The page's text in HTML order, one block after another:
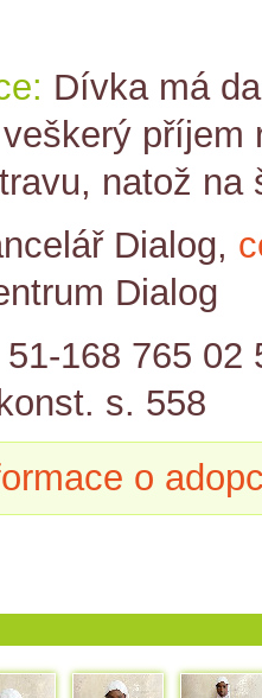
Dívka má
příjem
natož na
Dialog,
Dialog
51-168 765
s. 558
o